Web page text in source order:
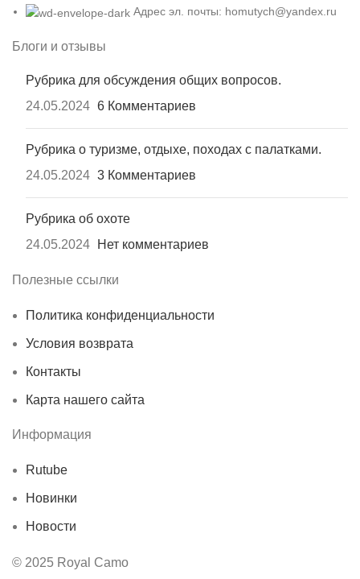
Адрес эл. почты: homutych@yandex.ru
Блоги и отзывы
Рубрика для обсуждения общих вопросов.
24.05.2024 6 Комментариев
Рубрика о туризме, отдыхе, походах с палатками.
24.05.2024 3 Комментариев
Рубрика об охоте
24.05.2024
Нет комментариев
Полезные ссылки
Политика конфиденциальности
Условия возврата
Контакты
Карта нашего сайта
Информация
Rutube
Новинки
Новости
© 2025 Royal Camo